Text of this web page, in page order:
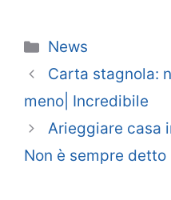
Categorie
News
Carta stagnola:
meno| Incredibile
Arieggiare casa
Non è sempre detto